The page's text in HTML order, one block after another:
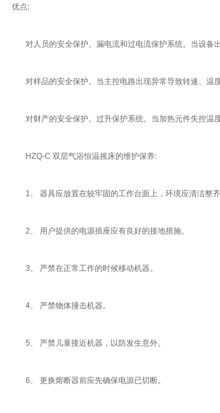
优点;
对人员的安全保护。漏电流和过电流保护系统。当设备
对样品的安全保护。当主控电路出现异常导致转速、温
对财产的安全保护。过升保护系统。当加热元件失控温
HZQ-C 双层气浴恒温摇床的维护保养:
1、 器具应放置在较牢固的工作台面上，环境应清洁整
2、 用户提供的电源插座应有良好的接地措施。
3、 严禁在正常工作的时候移动机器。
4、 严禁物体撞击机器。
5、 严禁儿童接近机器，以防发生意外。
6、 更换熔断器前应先确保电源已切断。